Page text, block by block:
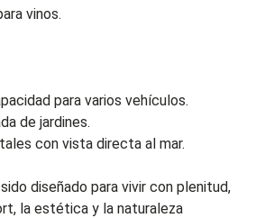
vinos.
para varios vehículos.
de jardines.
con vista directa al mar.
diseñado para vivir con plenitud,
la estética y la naturaleza